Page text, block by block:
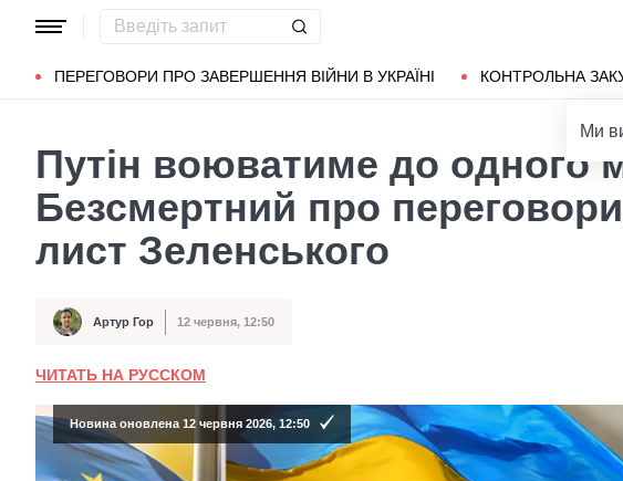
ПЕРЕГОВОРИ ПРО ЗАВЕРШЕННЯ ВІЙНИ В УКРАЇНІ КОНТРОЛЬНА
Популярні запити Маріуполь Донбас
Ми
Путін воюватиме до одного
Безсмертний про
лист Зеленського
Автор Артур Гор
Дата публікації 12 червня, 12:50
ЧИТАТЬ НА РУССКОМ
Новина оновлена 12 червня 2026, 12:50